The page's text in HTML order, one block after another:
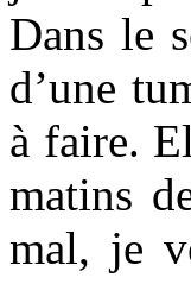
Dans le
d’une
à faire.
matins
mal, je